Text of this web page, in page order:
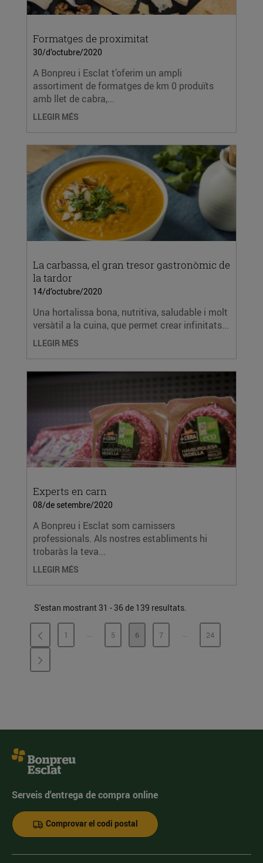
Formatges de proximitat
30/d’octubre/2020
A Bonpreu i Esclat t’oferim un ampli
assortiment de formatges de km 0 produïts
amb llet de cabra,...
LLEGIR MÉS
La carbassa, el gran tresor gastronòmic de
la tardor
14/d’octubre/2020
Una hortalissa bona, nutritiva, saludable i molt
versàtil a la cuina, que permet crear infinitats...
LLEGIR MÉS
Experts en carn
08/de setembre/2020
A Bonpreu i Esclat som carnissers
professionals. Als nostres establiments hi
trobaràs la teva...
LLEGIR MÉS
S'estan mostrant 31 - 36 de 139 resultats.
PÀGINA
1 ...PÀGINES INTERMÈDIES
PÀGINA
5 PÀGINA
6 PÀGINA
7 ...PÀGINESPÀGINA
24
Serveis d'entrega de compra online
Comprovar el codi postal